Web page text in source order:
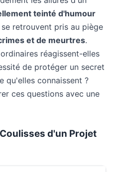
teinté d'humour
retrouvent pris au piège
et de meurtres.
réagissent-elles
de protéger un secret
qu'elles connaissent ?
ces questions avec une
d'un Projet